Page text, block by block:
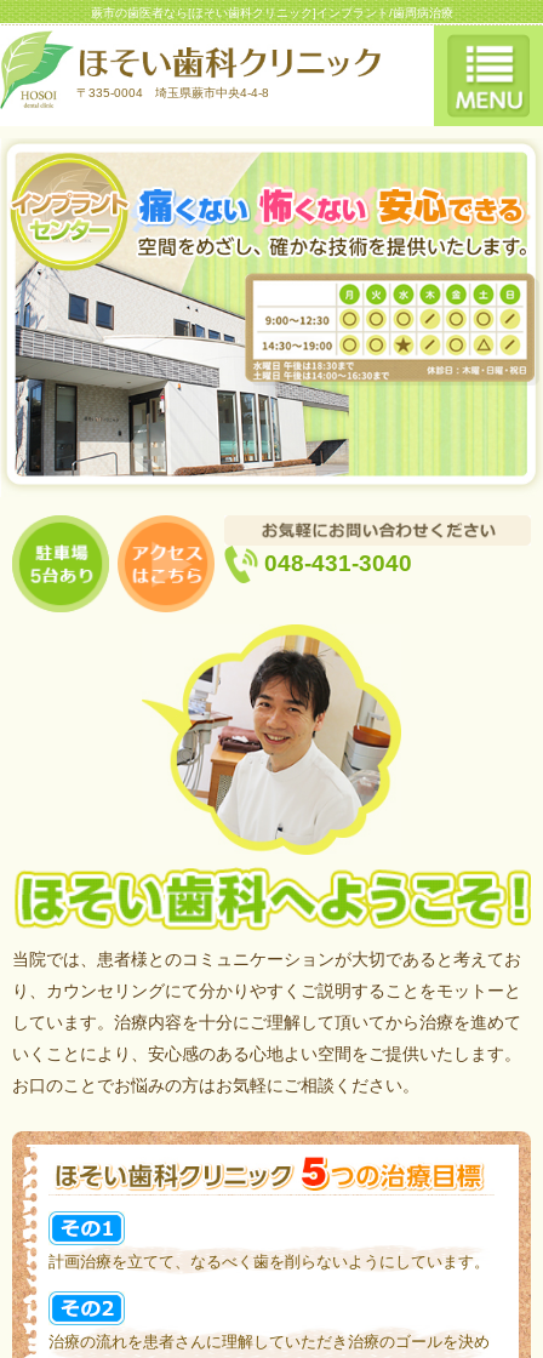
蕨市の歯医者なら[ほそい歯科クリニック]インプラント/歯周病治療
〒335-0004 埼玉県蕨市中央4-4-8
048-431-3040
当院では、患者様とのコミュニケーションが大切であると考えてお
り、カウンセリングにて分かりやすくご説明することをモットーと
しています。治療内容を十分にご理解して頂いてから治療を進めて
いくことにより、安心感のある心地よい空間をご提供いたします。
お口のことでお悩みの方はお気軽にご相談ください。
計画治療を立てて、なるべく歯を削らないようにしています。
治療の流れを患者さんに理解していただき治療のゴールを決め